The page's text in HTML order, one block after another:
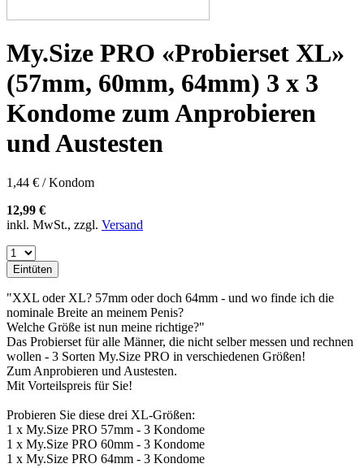
My.Size PRO «Probierset XL»
(57mm, 60mm, 64mm) 3 x 3
Kondome zum Anprobieren
und Austesten
1,44 € / Kondom
12,99 €
inkl. MwSt., zzgl. Versand
Eintüten
"XXL oder XL? 57mm oder doch 64mm - und wo finde ich die
nominale Breite an meinem Penis?
Welche Größe ist nun meine richtige?"
Das Probierset für alle Männer, die nicht selber messen und rechnen
wollen - 3 Sorten My.Size PRO in verschiedenen Größen!
Zum Anprobieren und Austesten.
Mit Vorteilspreis für Sie!
Probieren Sie diese drei XL-Größen:
1 x My.Size PRO 57mm - 3 Kondome
1 x My.Size PRO 60mm - 3 Kondome
1 x My.Size PRO 64mm - 3 Kondome